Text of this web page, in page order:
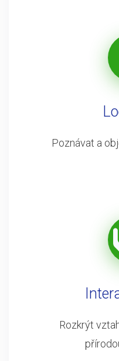
Poznávat a
Rozkrýt